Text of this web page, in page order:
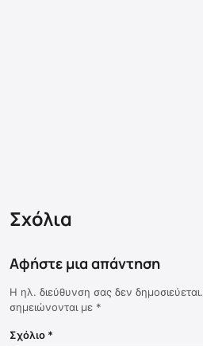
Σχόλια
Αφήστε μια απάντηση
Η ηλ. διεύθυνση σας δεν δημοσιεύεται.
σημειώνονται με *
Σχόλιο *